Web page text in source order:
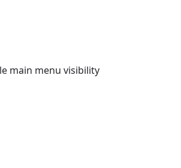
main menu visibility